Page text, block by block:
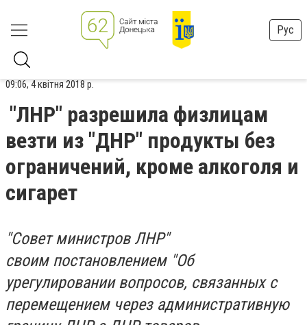
Рус
09:06, 4 квітня 2018 р.
"ЛНР" разрешила физлицам
везти из "ДНР" продукты без
ограничений, кроме алкоголя и
сигарет
"Совет министров ЛНР"
своим постановлением "Об
урегулировании вопросов, связанных с
перемещением через административную